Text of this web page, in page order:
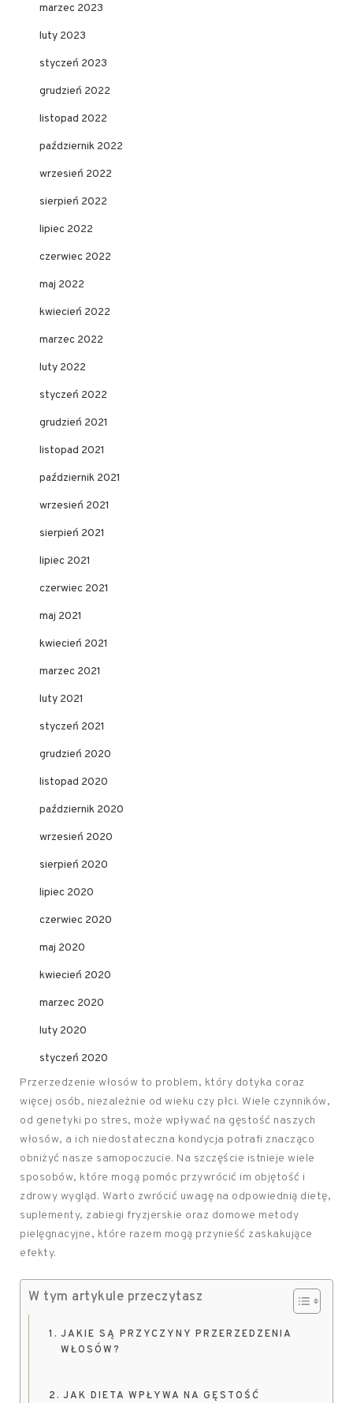
marzec 2023
luty 2023
styczeń 2023
grudzień 2022
listopad 2022
październik 2022
wrzesień 2022
sierpień 2022
lipiec 2022
czerwiec 2022
maj 2022
kwiecień 2022
marzec 2022
luty 2022
styczeń 2022
grudzień 2021
listopad 2021
październik 2021
wrzesień 2021
sierpień 2021
lipiec 2021
czerwiec 2021
maj 2021
kwiecień 2021
marzec 2021
luty 2021
styczeń 2021
grudzień 2020
listopad 2020
październik 2020
wrzesień 2020
sierpień 2020
lipiec 2020
czerwiec 2020
maj 2020
kwiecień 2020
marzec 2020
luty 2020
styczeń 2020
Przerzedzenie włosów to problem, który dotyka coraz
więcej osób, niezależnie od wieku czy płci. Wiele czynników,
od genetyki po stres, może wpływać na gęstość naszych
włosów, a ich niedostateczna kondycja potrafi znacząco
obniżyć nasze samopoczucie. Na szczęście istnieje wiele
sposobów, które mogą pomóc przywrócić im objętość i
zdrowy wygląd. Warto zwrócić uwagę na odpowiednią dietę,
suplementy, zabiegi fryzjerskie oraz domowe metody
pielęgnacyjne, które razem mogą przynieść zaskakujące
efekty.
W tym artykule przeczytasz
JAKIE SĄ PRZYCZYNY PRZERZEDZENIA
WŁOSÓW?
JAK DIETA WPŁYWA NA GĘSTOŚĆ